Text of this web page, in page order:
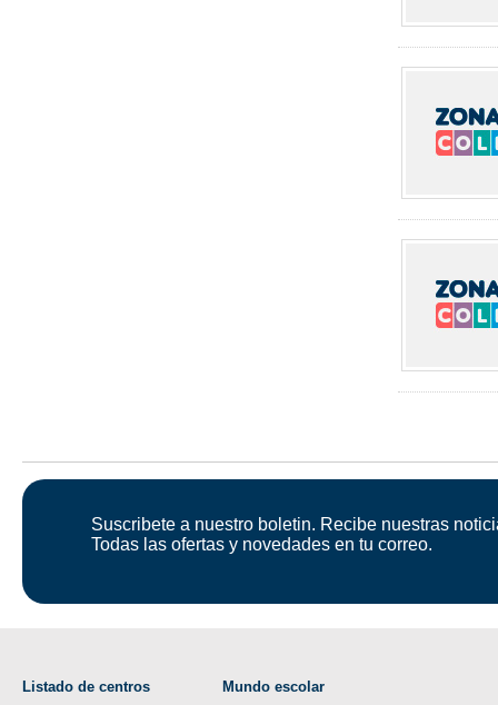
Suscribete a nuestro boletin. Recibe nuestras
Todas las ofertas y novedades en tu correo.
Listado de centros Mundo escolar